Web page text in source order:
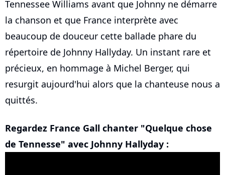
Tennessee Williams avant que Johnny ne démarre
la chanson et que France interprète avec
beaucoup de douceur cette ballade phare du
répertoire de Johnny Hallyday. Un instant rare et
précieux, en hommage à Michel Berger, qui
resurgit aujourd'hui alors que la chanteuse nous a
quittés.
Regardez France Gall chanter "Quelque chose
de Tennesse" avec Johnny Hallyday :